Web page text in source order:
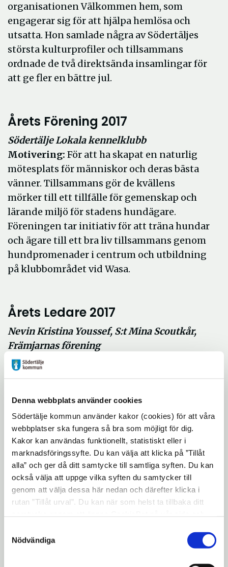
Denna webbplats använder cookies
Södertälje kommun använder kakor (cookies) för att våra
webbplatser ska fungera så bra som möjligt för dig.
Kakor kan användas funktionellt, statistiskt eller i
marknadsföringssyfte. Du kan välja att klicka på ”Tillåt
alla” och ger då ditt samtycke till samtliga syften. Du kan
också välja att uppge vilka syften du samtycker till
genom att välja dessa här nedan och därefter klicka i
rutan ”Tillåt urval”. Du kan när som helst ta tillbaka ditt
"Visa detaljer" kan du läsa om hur kakorna används och
hur vi och våra leverantörer inhämtar och behandlar
Nödvändiga
organisationen Välkommen hem, som
engagerar sig för att hjälpa hemlösa och
utsatta. Hon samlade några av Södertäljes
största kulturprofiler och tillsammans
ordnade de två direktsända insamlingar för
att ge fler en bättre jul.
Årets Förening 2017
Södertälje Lokala kennelklubb
Motivering: För att ha skapat en naturlig
mötesplats för människor och deras bästa
vänner. Tillsammans gör de kvällens
mörker till ett tillfälle för gemenskap och
lärande miljö för stadens hundägare.
Föreningen tar initiativ för att träna hundar
och ägare till ett bra liv tillsammans genom
hundpromenader i centrum och utbildning
på klubbområdet vid Wasa.
Årets Ledare 2017
Nevin Kristina Youssef, S:t Mina Scoutkår,
Främjarnas förening
Motivering:
för många barn och ungdomar. Hon har
engagera sig trots motgångar som möter
ledare på vägen till målet. För henne är det
mycket viktigt att vara ett föredöme för
kommande generationer och våga stå för
nytänkande i kombination med gott arbete
för jämställdhet och mångfald.
Årets Initiativ 2017
Livet Bitch